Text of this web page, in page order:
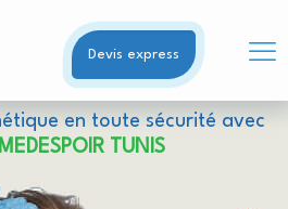
Devis express
en toute sécurité avec
MEDESPOIR TUNIS